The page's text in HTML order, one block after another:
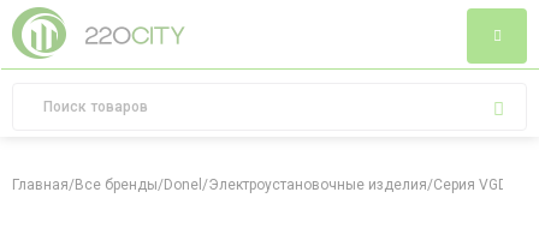
Главная/Все бренды/Donel /Электроустановочные изделия/Серия VGD